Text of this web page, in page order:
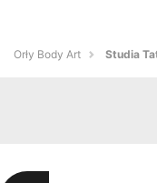
Orły Body Art Studia